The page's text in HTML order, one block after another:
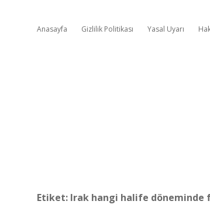
Anasayfa Gizlilik Politikası Yasal Uyarı
Etiket: Irak hangi halife döneminde